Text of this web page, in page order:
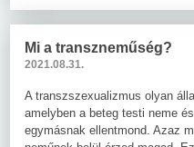
Mi a transzneműség?
2021.08.31.
A transzszexualizmus olyan
amelyben a beteg testi neme
egymásnak ellentmond. Azaz